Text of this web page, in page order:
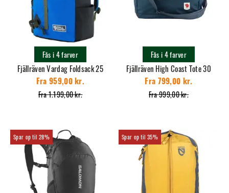
Fjällräven Vardag Foldsack 25
Fra 1.199,00 kr.
Fra 959,00 kr.
Fås i 4 farver
Fjällräven High Coast Tote 30
Fra 999,00 kr.
Fra 799,00 kr.
Fås i 4 farver
28% 35%